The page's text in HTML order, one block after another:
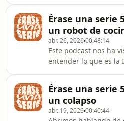
bueno la verdad que
de útero es divertido
dudas sobre si Pedro
camiseta
juntas, ¿Por qué no
entendemos. Hay un
en la comunidad y Don
sacado los tanques,
instrucciones. Las
tener otro hijo y
pedir el semen a
Hablamos del
Érase una serie
un robot de
abr. 26, 202600:48:14
Este podcast nos ha
entender lo que es la
ayuda para que nos
El robot de cocina no
trama más graciosa
parece ok. Yago tiene
Érase una serie
un colapso
abr. 19, 202600:40:44